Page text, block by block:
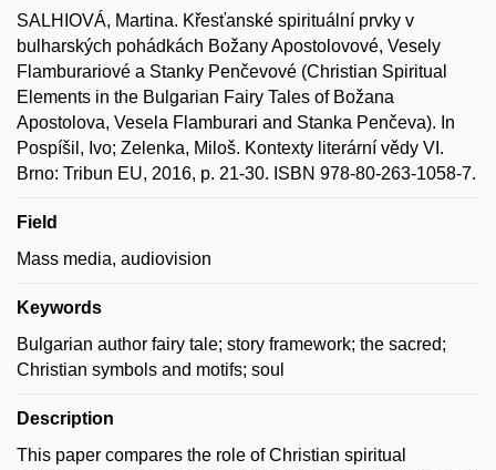
SALHIOVÁ, Martina. Křesťanské spirituální prvky v
bulharských pohádkách Božany Apostolovové, Vesely
Flamburariové a Stanky Penčevové (Christian Spiritual
Elements in the Bulgarian Fairy Tales of Božana
Apostolova, Vesela Flamburari and Stanka Penčeva). In
Pospíšil, Ivo; Zelenka, Miloš. Kontexty literární vědy VI.
Brno: Tribun EU, 2016, p. 21-30. ISBN 978-80-263-1058-7.
Field
Mass media, audiovision
Keywords
Bulgarian author fairy tale; story framework; the sacred;
Christian symbols and motifs; soul
Description
This paper compares the role of Christian spiritual